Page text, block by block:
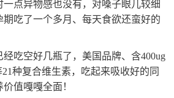
一点异物感也没有，对嗓子眼儿较细
吃了一个多月、每天食欲还蛮好的
吃空好几瓶了，美国品牌、含400ug
种复合维生素，吃起来吸收好的同
值嘎嘎全面！